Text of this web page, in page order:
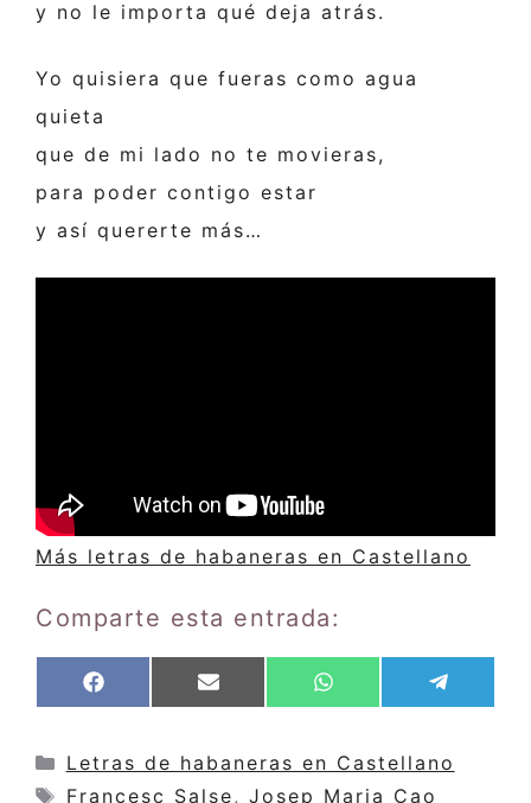
y no le importa qué deja atrás.
Yo quisiera que fueras como agua
quieta
que de mi lado no te movieras,
para poder contigo estar
y así quererte más…
Más letras de habaneras en Castellano
Comparte esta entrada:
Compartir
en
F
a
e
b
o
Compartir
en
E
m
i
l
Compartir
en
W
h
t
s
A
en
e
e
g
Categorías
Letras de habaneras en Castellano
Etiquetas
Francesc Salse, Josep Maria Cao